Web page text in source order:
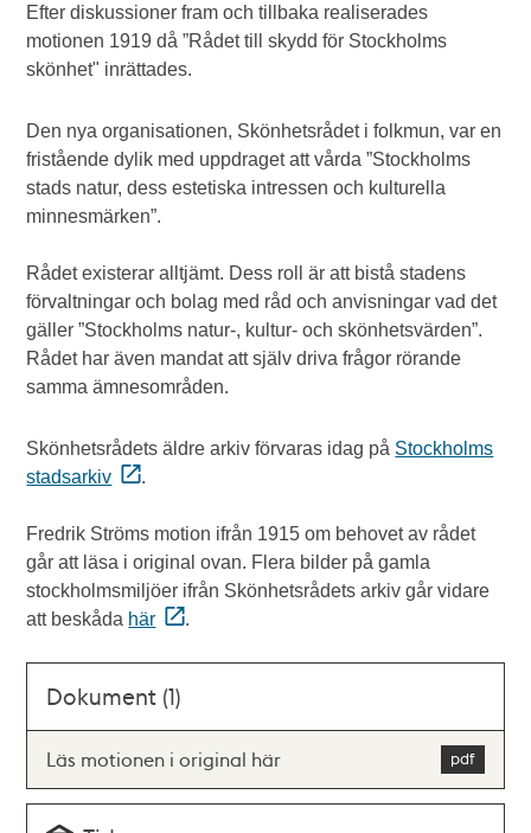
Efter diskussioner fram och tillbaka realiserades
motionen 1919 då ”Rådet till skydd för Stockholms
skönhet" inrättades.
Den nya organisationen, Skönhetsrådet i folkmun, var en
fristående dylik med uppdraget att vårda ”Stockholms
stads natur, dess estetiska intressen och kulturella
minnesmärken”.
Rådet existerar alltjämt. Dess roll är att bistå stadens
förvaltningar och bolag med råd och anvisningar vad det
gäller ”Stockholms natur-, kultur- och skönhetsvärden”.
Rådet har även mandat att själv driva frågor rörande
samma ämnesområden.
Skönhetsrådets äldre arkiv förvaras idag på Stockholms
stadsarkiv
.
Fredrik Ströms motion ifrån 1915 om behovet av rådet
går att läsa i original ovan. Flera bilder på gamla
stockholmsmiljöer ifrån Skönhetsrådets arkiv går vidare
att beskåda här .
Dokument (1)
Läs motionen i original här